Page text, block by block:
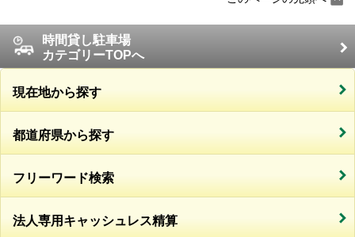
時間貸し駐車場
カテゴリーTOPへ
現在地から探す
都道府県から探す
フリーワード検索
法人専用キャッシュレス精算